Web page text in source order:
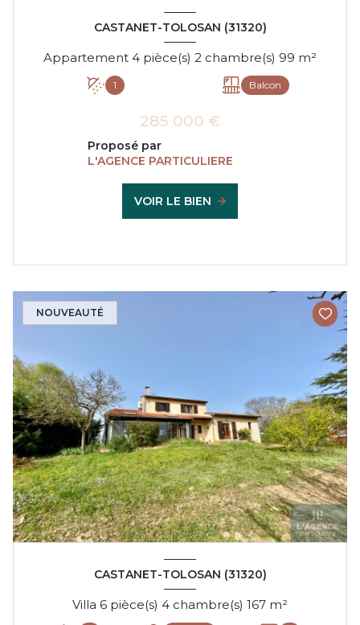
CASTANET-TOLOSAN (31320)
Appartement 4 pièce(s) 2 chambre(s) 99 m²
1 Balcon
285 000 €
Proposé par
L'AGENCE PARTICULIERE
VOIR LE BIEN
NOUVEAUTÉ
CASTANET-TOLOSAN (31320)
Villa 6 pièce(s) 4 chambre(s) 167 m²